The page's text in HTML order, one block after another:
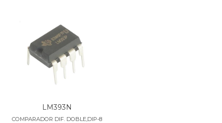
LM393N
COMPARADOR DIF. DOBLE,DIP-8